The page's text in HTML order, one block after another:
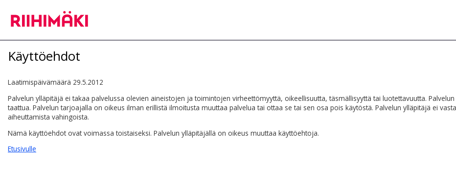
Käyttöehdot
Laatimispäivämäärä 29.5.2012
Palvelun ylläpitäjä ei takaa palvelussa olevien aineistojen ja toimintojen virheettömyyttä, oikeellisuutta, täsmällisyyttä tai luotettavuutta.
taattua. Palvelun tarjoajalla on oikeus ilman erillistä ilmoitusta muuttaa palvelua tai ottaa se tai sen osa pois käytöstä. Palvelun ylläpitäjä ei
aiheuttamista vahingoista.
Nämä käyttöehdot ovat voimassa toistaiseksi. Palvelun ylläpitäjällä on oikeus muuttaa käyttöehtoja.
Etusivulle